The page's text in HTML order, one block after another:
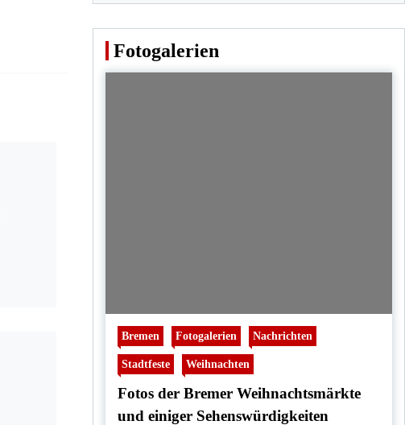
Fotogalerien
Bremen Fotogalerien Nachrichten
Stadtfeste Weihnachten
Fotos der Bremer Weihnachtsmärkte
und einiger Sehenswürdigkeiten